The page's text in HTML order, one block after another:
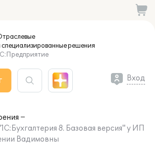
специализированныерешения
Вход
8. Базовая версия" у ИП
Вадимовны